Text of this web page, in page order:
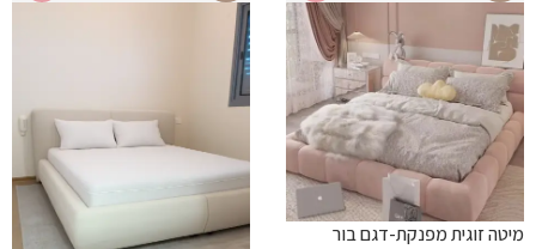
מיטה זוגית מפנקת-דגם בור